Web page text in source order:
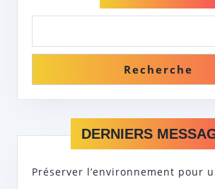
Recherche
DERNIERS
Préserver l’environnement pour